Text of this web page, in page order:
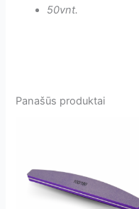
50vnt.
Panašūs produktai